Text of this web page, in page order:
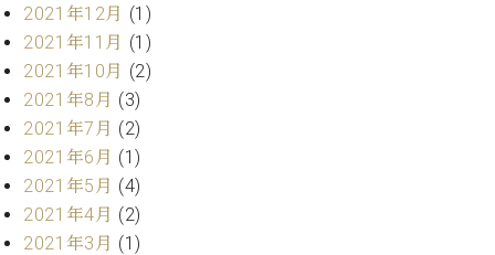
ア
ー
テ
ィ
ス
ト
ス
タ
マ
ー
2021年12月 (1)
2021年11月 (1)
2021年10月 (2)
2021年8月 (3)
2021年7月 (2)
2021年6月 (1)
2021年5月 (4)
2021年4月 (2)
2021年3月 (1)